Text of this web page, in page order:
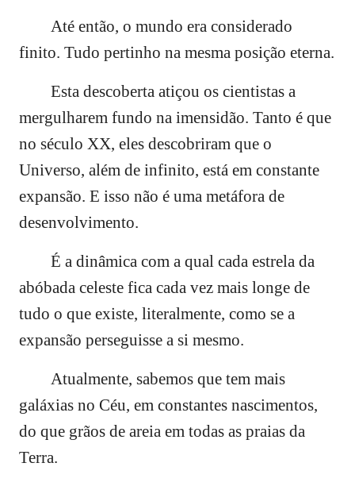
Até então, o mundo era considerado
finito. Tudo pertinho na mesma posição eterna.
Esta descoberta atiçou os cientistas a
mergulharem fundo na imensidão. Tanto é que
no século XX, eles descobriram que o
Universo, além de infinito, está em constante
expansão. E isso não é uma metáfora de
desenvolvimento.
É a dinâmica com a qual cada estrela da
abóbada celeste fica cada vez mais longe de
tudo o que existe, literalmente, como se a
expansão perseguisse a si mesmo.
Atualmente, sabemos que tem mais
galáxias no Céu, em constantes nascimentos,
do que grãos de areia em todas as praias da
Terra.